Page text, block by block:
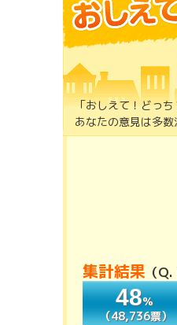
「おしえて！どっ
あなたの意見は多
集計結果 （Q.
48％
（48,736票）
48％
（48,736票）